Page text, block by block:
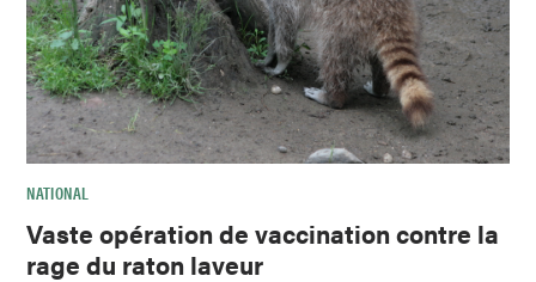
NATIONAL
Vaste opération de vaccination contre la
rage du raton laveur